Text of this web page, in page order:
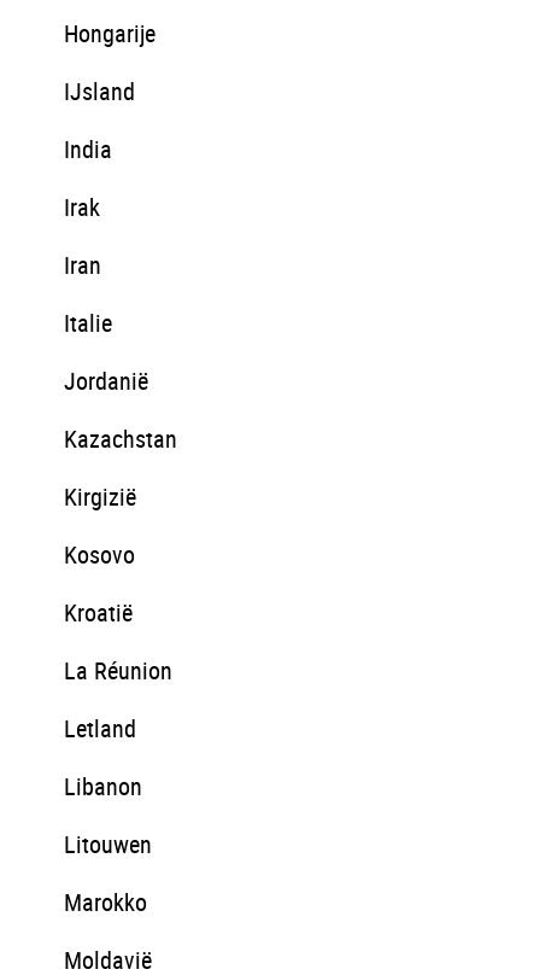
Hongarije
IJsland
India
Irak
Iran
Italie
Jordanië
Kazachstan
Kirgizië
Kosovo
Kroatië
La Réunion
Letland
Libanon
Litouwen
Marokko
Moldavië